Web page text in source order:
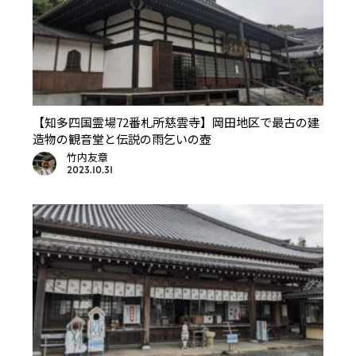
【知多四国霊場72番札所慈雲寺】岡田地区で最古の建
造物の観音堂と伝説の雨乞いの壺
竹内友章
2023.10.31